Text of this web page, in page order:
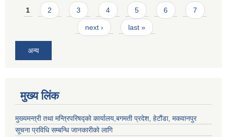
Pages
1 2 3 4 5 6 7
next › last »
अन्य
मुख्य लिंक
मुख्यमन्त्री तथा मन्त्रिपरिषद्को कार्यालय,बगमती प्रदेश, हेटौंडा, मकवानपुर
सूचना प्रविधि सम्बन्धि जानकारीको लागि